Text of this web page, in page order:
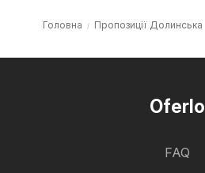
Головна Пропозиції Долинська
Oferlo
FAQ